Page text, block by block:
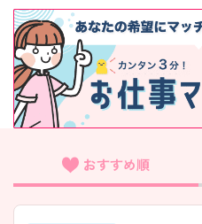
九州・沖縄
美容外科、
循環器内科など
年収
年収500万円以上など
フリーワード検索
おすすめ順